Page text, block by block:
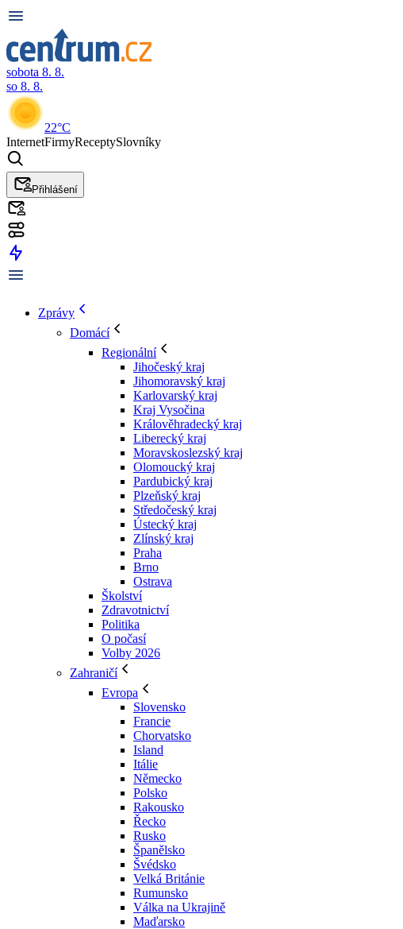
sobota 8. 8.
so 8. 8.
22°C
InternetFirmyReceptySlovníky
Přihlášení
Zprávy
Domácí
Regionální
Jihočeský kraj
Jihomoravský kraj
Karlovarský kraj
Kraj Vysočina
Králověhradecký kraj
Liberecký kraj
Moravskoslezský kraj
Olomoucký kraj
Pardubický kraj
Plzeňský kraj
Středočeský kraj
Ústecký kraj
Zlínský kraj
Praha
Brno
Ostrava
Školství
Zdravotnictví
Politika
O počasí
Volby 2026
Zahraničí
Evropa
Slovensko
Francie
Chorvatsko
Island
Itálie
Německo
Polsko
Rakousko
Řecko
Rusko
Španělsko
Švédsko
Velká Británie
Rumunsko
Válka na Ukrajině
Maďarsko